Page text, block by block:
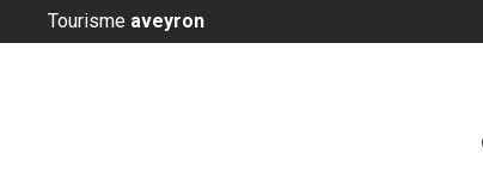
Panneau de gestion des cookies
Tourisme aveyron